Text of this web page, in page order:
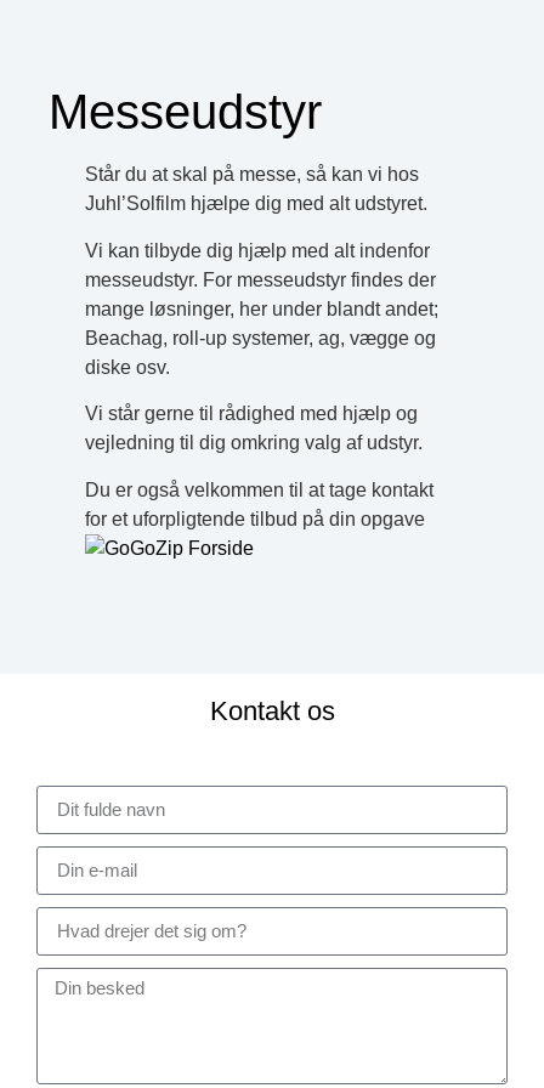
Messeudstyr
Står du at skal på messe, så kan vi hos
Juhl’Solfilm hjælpe dig med alt udstyret.
Vi kan tilbyde dig hjælp med alt indenfor
messeudstyr. For messeudstyr findes der
mange løsninger, her under blandt andet;
Beachag, roll-up systemer, ag, vægge og
diske osv.
Vi står gerne til rådighed med hjælp og
vejledning til dig omkring valg af udstyr.
Du er også velkommen til at tage kontakt
for et uforpligtende tilbud på din opgave
Kontakt os